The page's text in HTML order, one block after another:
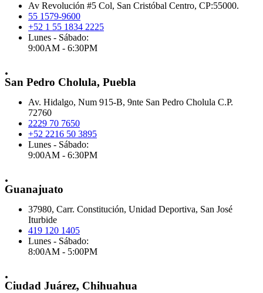
Av Revolución #5 Col, San Cristóbal Centro, CP:55000.
55 1579-9600
+52 1 55 1834 2225
Lunes - Sábado:
9:00AM - 6:30PM
.
San Pedro Cholula, Puebla
Av. Hidalgo, Num 915-B, 9nte San Pedro Cholula C.P.
72760
2229 70 7650
+52 2216 50 3895
Lunes - Sábado:
9:00AM - 6:30PM
.
Guanajuato
37980, Carr. Constitución, Unidad Deportiva, San José
Iturbide
419 120 1405
Lunes - Sábado:
8:00AM - 5:00PM
.
Ciudad Juárez, Chihuahua